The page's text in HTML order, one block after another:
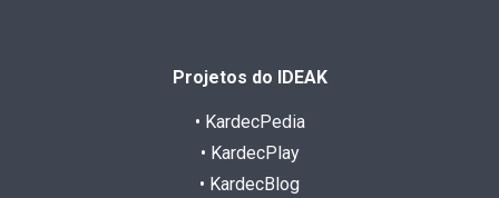
Projetos do IDEAK
• KardecPedia
• KardecPlay
• KardecBlog